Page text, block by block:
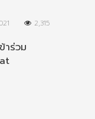
2,315
าร่วม